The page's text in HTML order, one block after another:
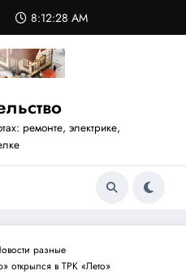
8:12:29 AM
ремонте, электрике,
разные
открылся в ТРК «Лето»